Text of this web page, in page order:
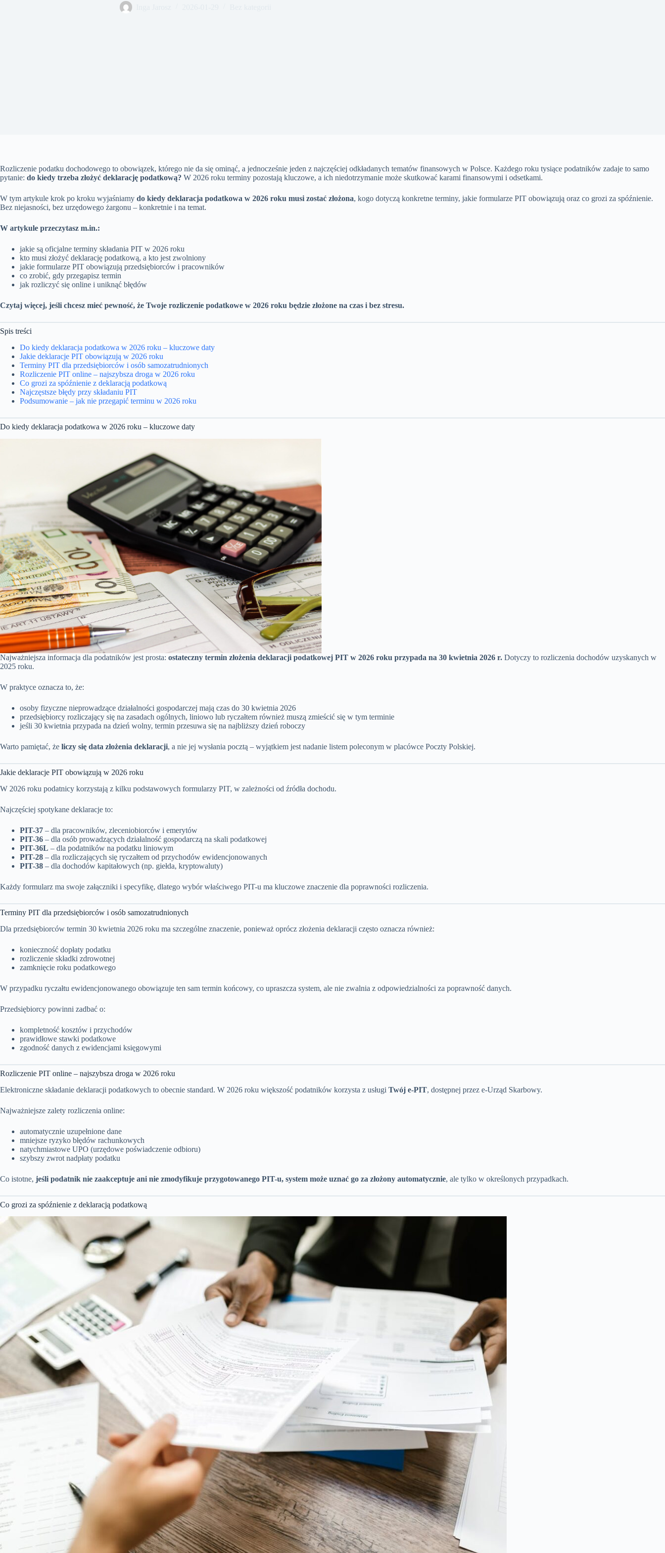
Rozliczenie podatku dochodowego to obowiązek, którego nie da się ominąć, a jednocześnie jeden z najczęściej odkładanych tematów finansowych w Polsce. Każdego roku tysiące podatników zadaje to samo
pytanie: do kiedy trzeba złożyć deklarację podatkową? W 2026 roku terminy pozostają kluczowe, a ich niedotrzymanie może skutkować karami finansowymi i odsetkami.
W tym artykule krok po kroku wyjaśniamy do kiedy deklaracja podatkowa w 2026 roku musi zostać złożona, kogo dotyczą konkretne terminy, jakie formularze PIT obowiązują oraz co grozi za spóźnienie.
Bez niejasności, bez urzędowego żargonu – konkretnie i na temat.
W artykule przeczytasz m.in.:
jakie są oficjalne terminy składania PIT w 2026 roku
kto musi złożyć deklarację podatkową, a kto jest zwolniony
jakie formularze PIT obowiązują przedsiębiorców i pracowników
co zrobić, gdy przegapisz termin
jak rozliczyć się online i uniknąć błędów
Czytaj więcej, jeśli chcesz mieć pewność, że Twoje rozliczenie podatkowe w 2026 roku będzie złożone na czas i bez stresu.
Spis treści
Do kiedy deklaracja podatkowa w 2026 roku – kluczowe daty
Jakie deklaracje PIT obowiązują w 2026 roku
Terminy PIT dla przedsiębiorców i osób samozatrudnionych
Rozliczenie PIT online – najszybsza droga w 2026 roku
Co grozi za spóźnienie z deklaracją podatkową
Najczęstsze błędy przy składaniu PIT
Podsumowanie – jak nie przegapić terminu w 2026 roku
Do kiedy deklaracja podatkowa w 2026 roku – kluczowe daty
Najważniejsza informacja dla podatników jest prosta: ostateczny termin złożenia deklaracji podatkowej PIT w 2026 roku przypada na 30 kwietnia 2026 r. Dotyczy to rozliczenia dochodów uzyskanych w
2025 roku.
W praktyce oznacza to, że:
osoby fizyczne nieprowadzące działalności gospodarczej mają czas do 30 kwietnia 2026
przedsiębiorcy rozliczający się na zasadach ogólnych, liniowo lub ryczałtem również muszą zmieścić się w tym terminie
jeśli 30 kwietnia przypada na dzień wolny, termin przesuwa się na najbliższy dzień roboczy
Warto pamiętać, że liczy się data złożenia deklaracji, a nie jej wysłania pocztą – wyjątkiem jest nadanie listem poleconym w placówce Poczty Polskiej.
Jakie deklaracje PIT obowiązują w 2026 roku
W 2026 roku podatnicy korzystają z kilku podstawowych formularzy PIT, w zależności od źródła dochodu.
Najczęściej spotykane deklaracje to:
PIT-37 – dla pracowników, zleceniobiorców i emerytów
PIT-36 – dla osób prowadzących działalność gospodarczą na skali podatkowej
PIT-36L – dla podatników na podatku liniowym
PIT-28 – dla rozliczających się ryczałtem od przychodów ewidencjonowanych
PIT-38 – dla dochodów kapitałowych (np. giełda, kryptowaluty)
Każdy formularz ma swoje załączniki i specyfikę, dlatego wybór właściwego PIT-u ma kluczowe znaczenie dla poprawności rozliczenia.
Terminy PIT dla przedsiębiorców i osób samozatrudnionych
Dla przedsiębiorców termin 30 kwietnia 2026 roku ma szczególne znaczenie, ponieważ oprócz złożenia deklaracji często oznacza również:
konieczność dopłaty podatku
rozliczenie składki zdrowotnej
zamknięcie roku podatkowego
W przypadku ryczałtu ewidencjonowanego obowiązuje ten sam termin końcowy, co upraszcza system, ale nie zwalnia z odpowiedzialności za poprawność danych.
Przedsiębiorcy powinni zadbać o:
kompletność kosztów i przychodów
prawidłowe stawki podatkowe
zgodność danych z ewidencjami księgowymi
Rozliczenie PIT online – najszybsza droga w 2026 roku
Elektroniczne składanie deklaracji podatkowych to obecnie standard. W 2026 roku większość podatników korzysta z usługi Twój e-PIT, dostępnej przez e-Urząd Skarbowy.
Najważniejsze zalety rozliczenia online:
automatycznie uzupełnione dane
mniejsze ryzyko błędów rachunkowych
natychmiastowe UPO (urzędowe poświadczenie odbioru)
szybszy zwrot nadpłaty podatku
Co istotne, jeśli podatnik nie zaakceptuje ani nie zmodyfikuje przygotowanego PIT-u, system może uznać go za złożony automatycznie, ale tylko w określonych przypadkach.
Co grozi za spóźnienie z deklaracją podatkową